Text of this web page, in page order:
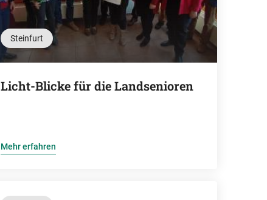
Steinfurt
Licht-Blicke für die Landsenioren
Mehr erfahren